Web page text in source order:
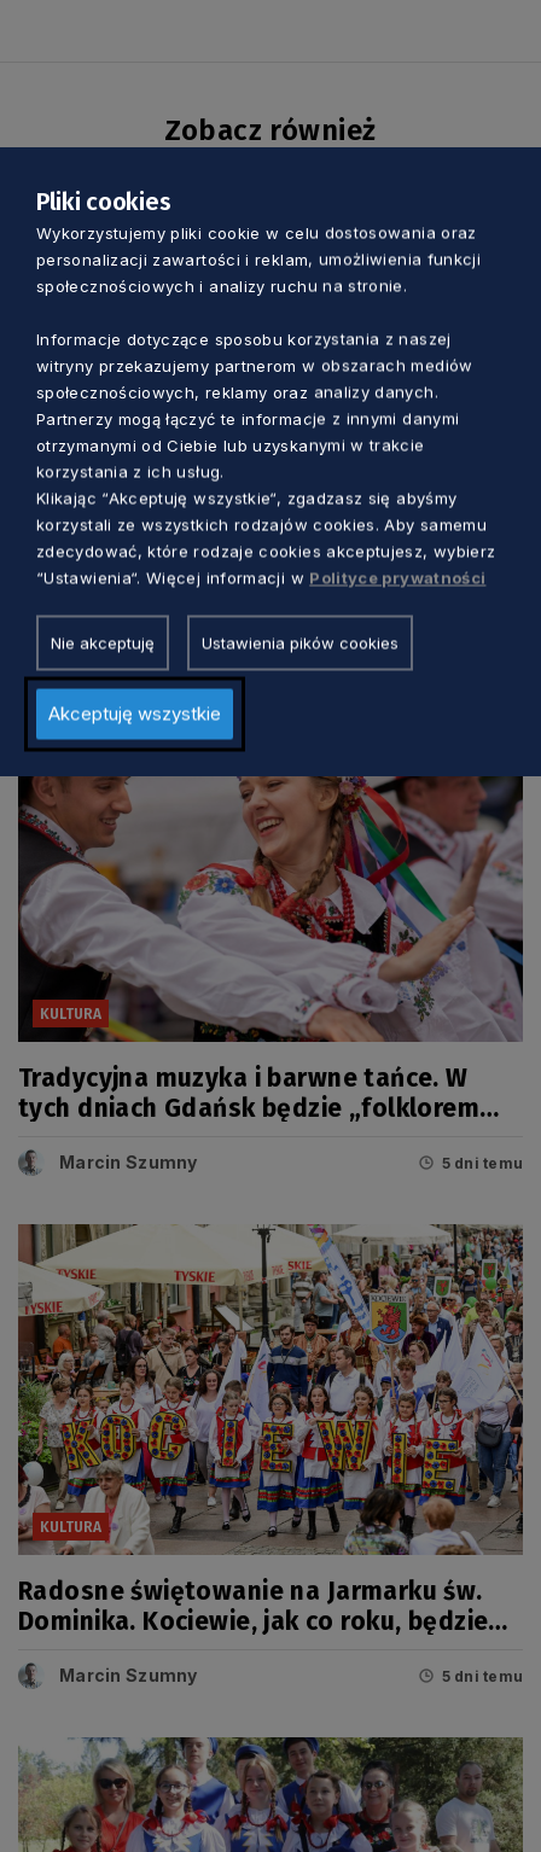
Zobacz również
KULTURA
Trzy dni kina, rozmów i spotkań nad
morzem. Wyjątkowy festiwal w Jastarni
Marcin Szumny
KULTURA
Tradycyjna muzyka i barwne tańce. W
tych dniach Gdańsk będzie „folklorem
Marcin Szumny 5 dni temu
KULTURA
Radosne świętowanie na Jarmarku św.
Dominika. Kociewie, jak co roku, będzie
Marcin Szumny 5 dni temu
Pliki cookies
Wykorzystujemy pliki cookie w celu dostosowania oraz
personalizacji zawartości i reklam, umożliwienia funkcji
społecznościowych i analizy ruchu na stronie.
Informacje dotyczące sposobu korzystania z naszej
witryny przekazujemy partnerom w obszarach mediów
społecznościowych, reklamy oraz analizy danych.
Partnerzy mogą łączyć te informacje z innymi danymi
otrzymanymi od Ciebie lub uzyskanymi w trakcie
korzystania z ich usług.
Klikając “Akceptuję wszystkie“, zgadzasz się abyśmy
korzystali ze wszystkich rodzajów cookies. Aby samemu
zdecydować, które rodzaje cookies akceptujesz, wybierz
“Ustawienia“. Więcej informacji w Polityce prywatności
Nie akceptuję Ustawienia pików cookies
Akceptuję wszystkie